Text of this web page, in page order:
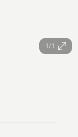
1/1